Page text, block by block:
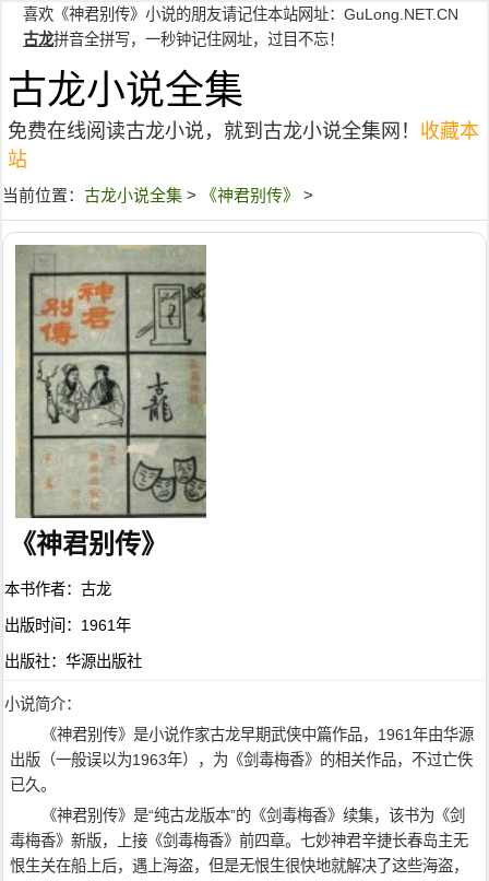
喜欢《神君别传》小说的朋友请记住本站网址： GuLong.NET.CN
古龙拼音全拼写，一秒钟记住网址，过目不忘！
古龙小说全集
免费在线阅读古龙小说，就到古龙小说全集网！ 收藏本
站
当前位置： 古龙小说全集 > 《神君别传》 >
《神君别传》
本书作者：古龙
出版时间：1961年
出版社：华源出版社
小说简介：
《神君别传》是小说作家古龙早期武侠中篇作品，1961年由华源
出版（一般误以为1963年），为《剑毒梅香》的相关作品，不过亡佚
已久。
《神君别传》是“纯古龙版本”的《剑毒梅香》续集，该书为《剑
毒梅香》新版，上接《剑毒梅香》前四章。七妙神君辛捷长春岛主无
恨生关在船上后，遇上海盗，但是无恨生很快地就解决了这些海盗，